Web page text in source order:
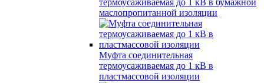
термоусаживаемая до 1 кВ в бумажной
маслопропитанной изоляции
Муфта соединительная
термоусаживаемая до 1 кВ в
пластмассовой изоляции